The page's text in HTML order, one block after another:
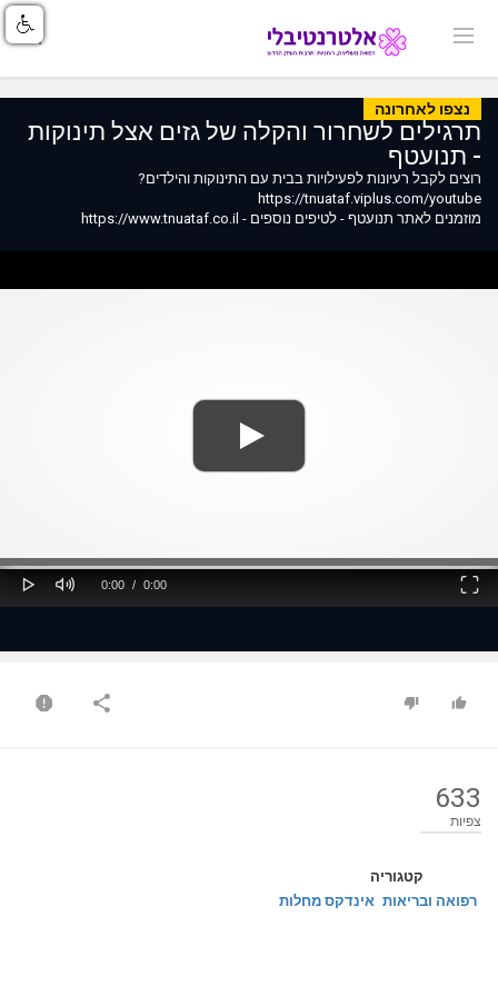
נצפו לאחרונה
תרגילים לשחרור והקלה של גזים אצל תינוקות
- תנועטף
רוצים לקבל רעיונות לפעילויות בבית עם התינוקות והילדים?
https://tnuataf.viplus.com/youtube
מוזמנים לאתר תנועטף - לטיפים נוספים - https://www.tnuataf.co.il
Play Mute
Current
0:00 /
Duration
0:00
Fullscreen
633
צפיות
קטגוריה
רפואה ובריאות אינדקס מחלות